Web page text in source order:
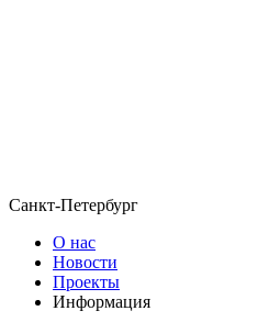
Санкт-Петербург
О нас
Новости
Проекты
Информация